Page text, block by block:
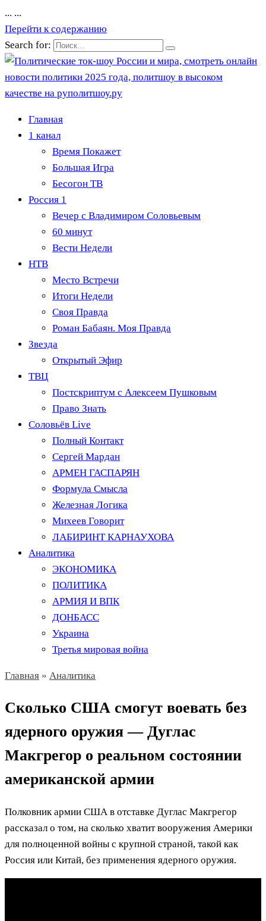
... ...
Перейти к содержанию
Search for:
Главная
1 канал
Время Покажет
Большая Игра
Бесогон ТВ
Россия 1
Вечер с Владимиром Соловьевым
60 минут
Вести Недели
НТВ
Место Встречи
Итоги Недели
Своя Правда
Роман Бабаян. Моя Правда
Звезда
Открытый Эфир
ТВЦ
Постскриптум с Алексеем Пушковым
Право Знать
Соловьёв Live
Полный Контакт
Сергей Мардан
АРМЕН ГАСПАРЯН
Формула Смысла
Железная Логика
Михеев Говорит
ЛАБИРИНТ КАРНАУХОВА
Аналитика
ЭКОНОМИКА
ПОЛИТИКА
АРМИЯ И ВПК
ДОНБАСС
Украина
Третья мировая война
Главная » Аналитика
Сколько США смогут воевать без
ядерного оружия — Дуглас
Макгрегор о реальном состоянии
американской армии
Полковник армии США в отставке Дуглас Макгрегор
рассказал о том, на сколько хватит вооружения Америки
для полноценной войны с крупной страной, такой как
Россия или Китай, без применения ядерного оружия.